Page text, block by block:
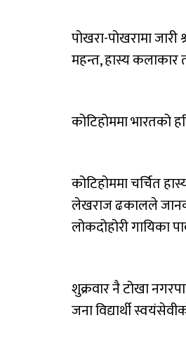
पोखरा-पोखरामा
महन्त, हास्य कलाकार
कोटिहोममा भारतको
कोटिहोममा चर्चित
लेखराज ढकालले
लोकदोहोरी गायिका
शुक्रवार नै टोखा
जना विद्यार्थी